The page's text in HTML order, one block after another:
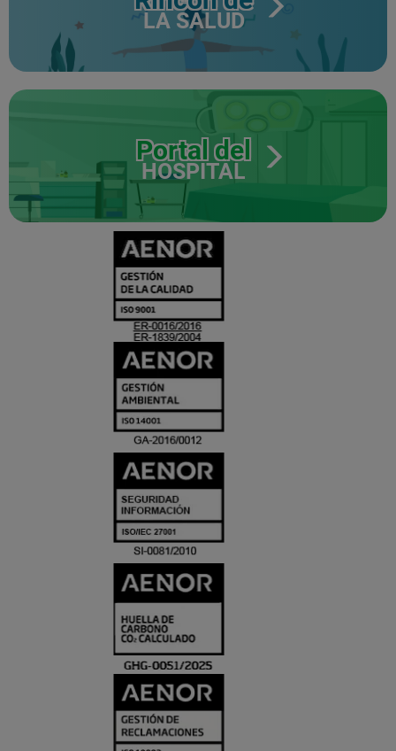
LA SALUD
Portal del
HOSPITAL